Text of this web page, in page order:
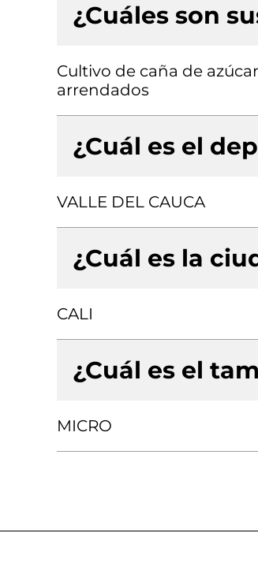
¿Cuáles son
Cultivo de caña de
arrendados
¿Cuál es el
VALLE DEL CAUCA
¿Cuál es la
CALI
¿Cuál es el
MICRO